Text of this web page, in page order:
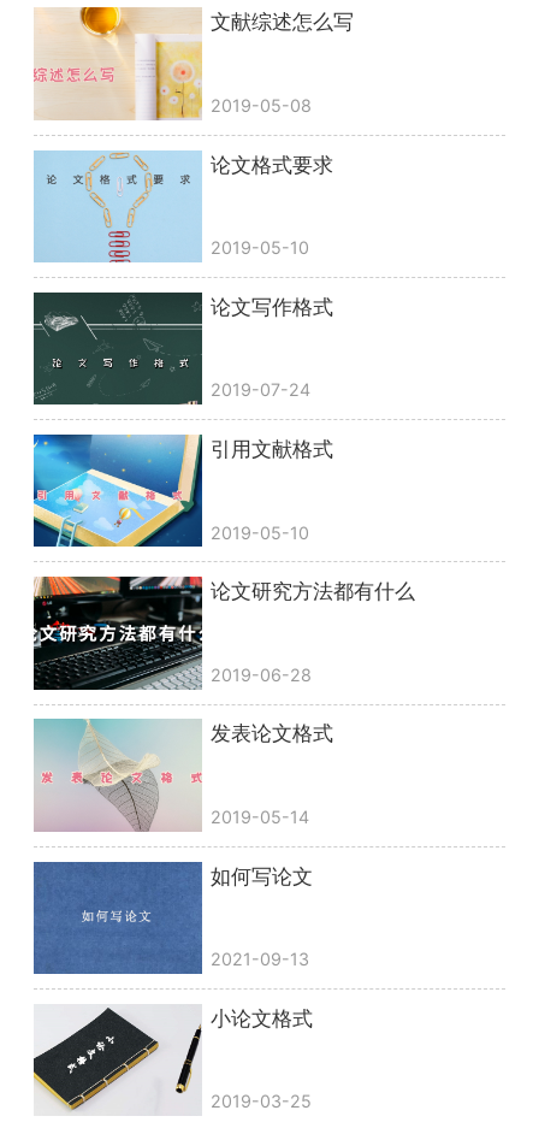
文献综述怎么写
2019-05-08
论文格式要求
2019-05-10
论文写作格式
2019-07-24
引用文献格式
2019-05-10
论文研究方法都有什么
2019-06-28
发表论文格式
2019-05-14
如何写论文
2021-09-13
小论文格式
2019-03-25